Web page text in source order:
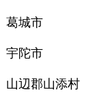
葛城市
宇陀市
山辺郡山添村